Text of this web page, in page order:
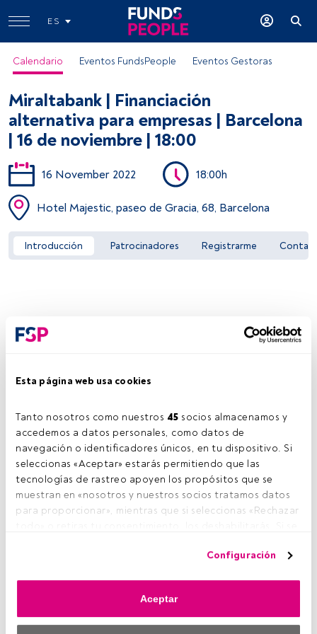
Esta página web usa cookies
Tanto nosotros como nuestros 45 socios almacenamos y
accedemos a datos personales, como datos de
navegación o identificadores únicos, en tu dispositivo. Si
seleccionas «Aceptar» estarás permitiendo que las
tecnologías de rastreo apoyen los propósitos que se
muestran en «nosotros y nuestros socios tratamos datos
para proporcionar», mientras que si seleccionas «Rechazar
anuncios que ves podrían dejar de ser relevantes para ti.
momento haciendo clic en el enlace «Preferencias de
privacidad» que aparece en la parte inferior de la página
Configuración
Aceptar
ES
Calendario Eventos FundsPeople Eventos Gestoras
Acceder a FundsPeople
Miraltabank | Financiación
alternativa para empresas | Barcelona
| 16 de noviembre | 18:00
16 November 2022 18:00h
Hotel Majestic, paseo de Gracia, 68, Barcelona
Introducción Patrocinadores Registrarme
Miraltabank , en colaboración con
entidad presentarán un programa que recogesoluciones
analizarán cómo se adapta a las nuevas tecnologías y a
estructuras de decisión liberadas. El encuentro contará con
la participación de
, responsable
de Financiación Estructurada y socio director enMiralta